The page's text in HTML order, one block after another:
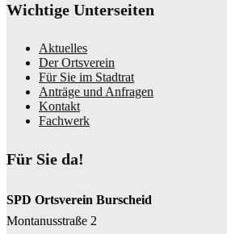
Wichtige Unterseiten
Aktuelles
Der Ortsverein
Für Sie im Stadtrat
Anträge und Anfragen
Kontakt
Fachwerk
Für Sie da!
SPD Ortsverein Burscheid
Montanusstraße 2